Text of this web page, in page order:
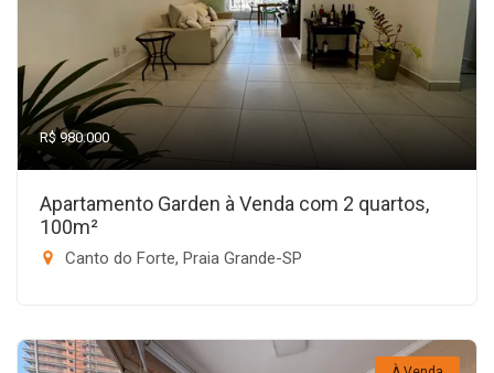
R$ 980.000
Apartamento Garden à Venda com 2 quartos,
100m²
Canto do Forte, Praia Grande-SP